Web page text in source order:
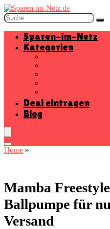
Sparen-im-Netz
Kategorien
Deal eintragen
Blog
Home »
Mamba
Ballpumpe für
Versand